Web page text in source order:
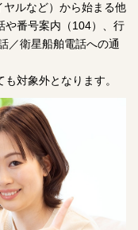
ルなど）から始まる他
や番号案内（104）、行
／衛星船舶電話への通
対象外となります。